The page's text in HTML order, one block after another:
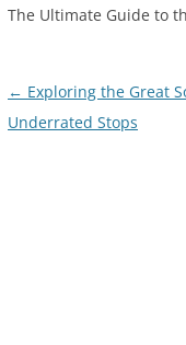
The Ultimate Guide to
Post
navigation
← Exploring the Great
Underrated Stops